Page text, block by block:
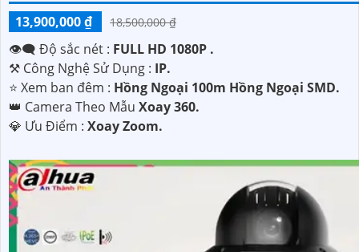
13,900,000 ₫
18,500,000 ₫
👁️‍🗨 Độ sắc nét : FULL HD 1080P .
⚒ Công Nghệ Sử Dụng : IP.
⭐ Xem ban đêm : Hồng Ngoại 100m Hồng Ngoại SMD.
👑 Camera Theo Mẫu Xoay 360.
️💎 Ưu Điểm : Xoay Zoom.